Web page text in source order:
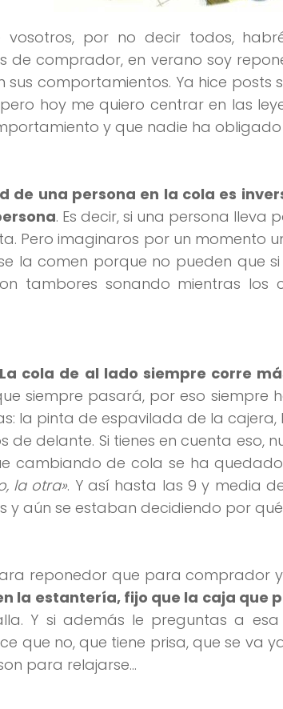
vosotros, por no decir todos,
de comprador, en verano soy
comportamientos. Ya hice posts
pero hoy me quiero centrar en las
y que nadie ha obligado
de una persona en la cola es
. Es decir, si una persona
Pero imaginaros por un momento
la comen porque no pueden que
tambores sonando mientras los
La cola de al lado siempre corre
siempre pasará, por eso siempre
la pinta de espavilada de la
de delante. Si tienes en cuenta eso,
cambiando de cola se ha
la otra». Y así hasta las 9 y media
y aún se estaban decidiendo por
reponedor que para comprador y
la estantería, fijo que la caja que
Y si además le preguntas a
que no, que tiene prisa, que se va
para relajarse…